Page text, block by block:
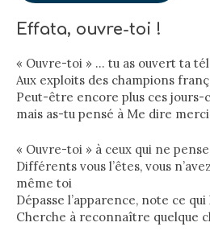
Effata, ouvre-toi !
« Ouvre-toi » … tu as ouvert ta
Aux exploits des champions
Peut-être encore plus ces jours-
mais as-tu pensé à Me dire
« Ouvre-toi » à ceux qui ne
Différents vous l’êtes, vous
même toi
Dépasse l’apparence, note ce
Cherche à reconnaître quelque